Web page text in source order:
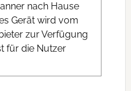
nach Hause
Gerät wird vom
zur Verfügung
für die Nutzer